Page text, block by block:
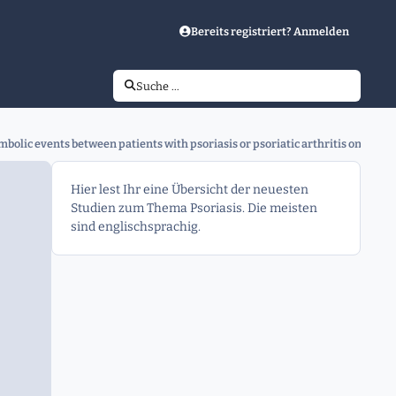
Bereits registriert? Anmelden
Suche …
events between patients with psoriasis or psoriatic arthritis on
Hier lest Ihr eine Übersicht der neuesten
Studien zum Thema Psoriasis. Die meisten
sind englischsprachig.